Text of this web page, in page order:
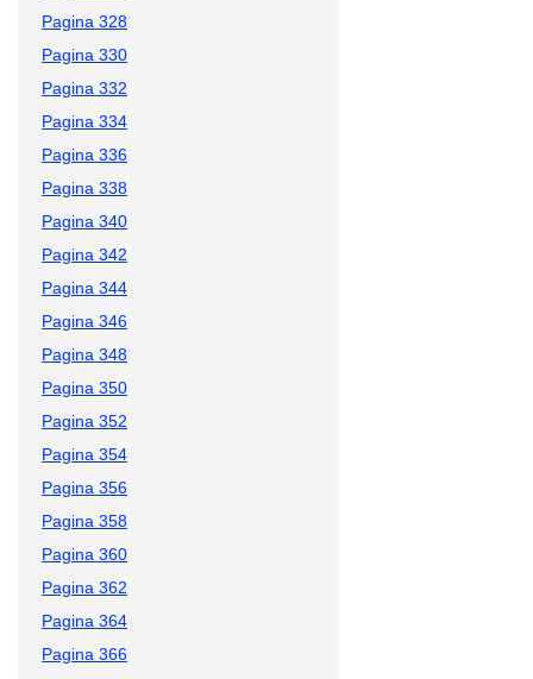
Pagina 328
Pagina 330
Pagina 332
Pagina 334
Pagina 336
Pagina 338
Pagina 340
Pagina 342
Pagina 344
Pagina 346
Pagina 348
Pagina 350
Pagina 352
Pagina 354
Pagina 356
Pagina 358
Pagina 360
Pagina 362
Pagina 364
Pagina 366